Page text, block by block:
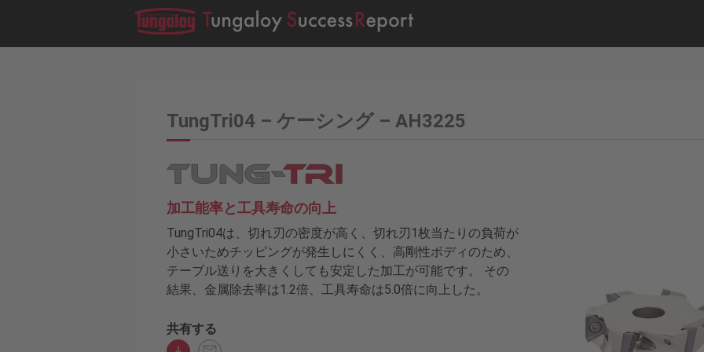
TungTri04 – ケーシング – AH3225
加工能率と工具寿命の向上
TungTri04は、切れ刃の密度が高く、切れ刃1枚当たりの負荷が
小さいためチッピングが発生しにくく、高剛性ボディのため、
テーブル送りを大きくしても安定した加工が可能です。 その
結果、金属除去率は1.2倍、工具寿命は5.0倍に向上した。
共有する